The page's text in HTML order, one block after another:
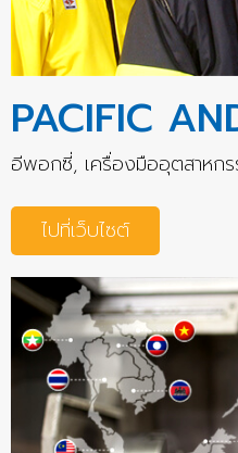
PACIFIC
อีพอกซี่, เครื่องมืออุตสาหก
ไปที่เว็บไซต์